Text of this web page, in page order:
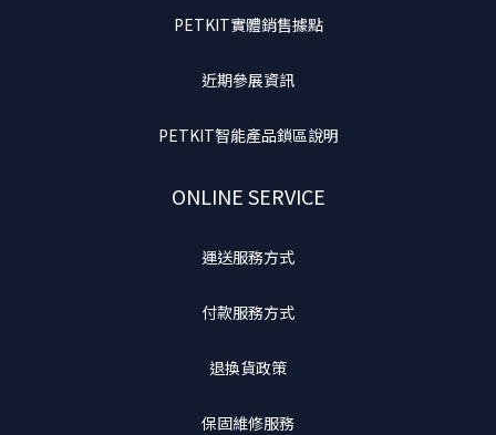
PETKIT實體銷售據點
近期參展資訊
PETKIT智能產品鎖區說明
ONLINE SERVICE
運送服務方式
付款服務方式
退換貨政策
保固維修服務